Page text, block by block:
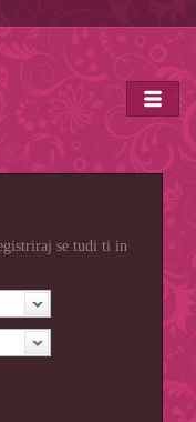
se tudi ti in